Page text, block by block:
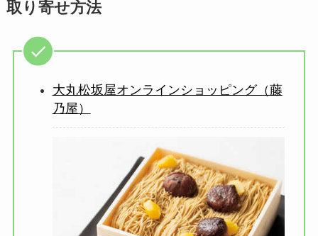
取り寄せ方法
大丸松坂屋オンラインショッピング（藤
乃屋）